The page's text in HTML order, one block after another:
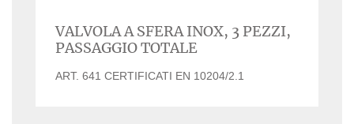
VALVOLA A SFERA INOX, 3 PEZZI,
PASSAGGIO TOTALE
ART. 641 CERTIFICATI EN 10204/2.1